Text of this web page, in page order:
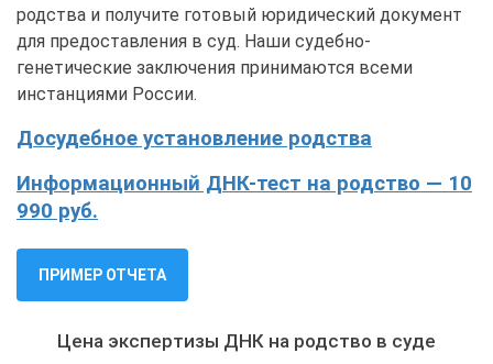
родства и получите готовый юридический документ
для предоставления в суд. Наши судебно-
генетические заключения принимаются всеми
инстанциями России.
Досудебное установление родства
Информационный ДНК-тест на родство — 10
990 руб.
ПРИМЕР ОТЧЕТА
Цена экспертизы ДНК на родство в суде